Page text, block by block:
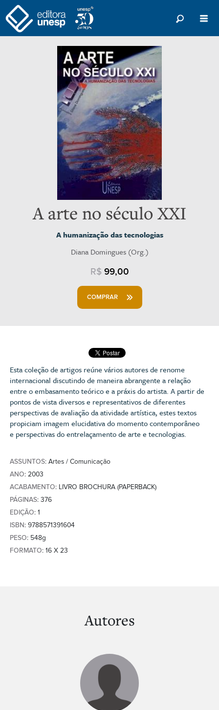
A arte no século XXI
A humanização das tecnologias
Diana Domingues (Org.)
R$ 99,00
COMPRAR
Esta coleção de artigos reúne vários autores de renome
internacional discutindo de maneira abrangente a relação
entre o embasamento teórico e a práxis do artista. A partir de
pontos de vista diversos e representativos de diferentes
perspectivas de avaliação da atividade artística, estes textos
propiciam imagem elucidativa do momento contemporâneo
e perspectivas do entrelaçamento de arte e tecnologias.
ASSUNTOS: Artes / Comunicação
ANO: 2003
ACABAMENTO: LIVRO BROCHURA (PAPERBACK)
PÁGINAS: 376
EDIÇÃO: 1
ISBN: 9788571391604
PESO: 548g
FORMATO: 16 X 23
Autores